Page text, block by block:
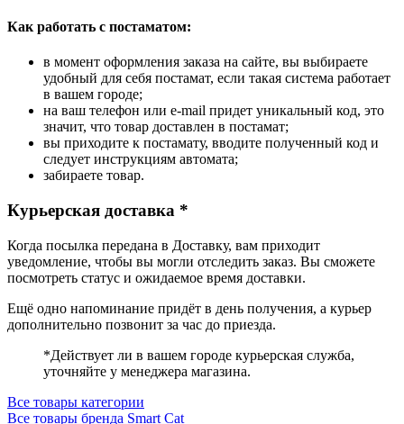
Как работать с постаматом:
в момент оформления заказа на сайте, вы выбираете
удобный для себя постамат, если такая система работает
в вашем городе;
на ваш телефон или e-mail придет уникальный код, это
значит, что товар доставлен в постамат;
вы приходите к постамату, вводите полученный код и
следует инструкциям автомата;
забираете товар.
Курьерская доставка *
Когда посылка передана в Доставку, вам приходит
уведомление, чтобы вы могли отследить заказ. Вы сможете
посмотреть статус и ожидаемое время доставки.
Ещё одно напоминание придёт в день получения, а курьер
дополнительно позвонит за час до приезда.
*Действует ли в вашем городе курьерская служба,
уточняйте у менеджера магазина.
Все товары категории
Все товары бренда Smart Cat